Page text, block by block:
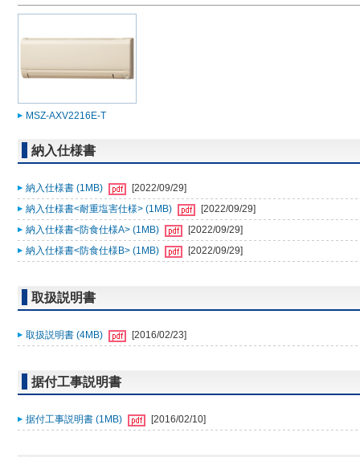
MSZ-AXV2216E-T
納入仕様書
納入仕様書 (1MB)
[2022/09/29]
納入仕様書<耐重塩害仕様> (1MB)
[2022/09/29]
納入仕様書<防食仕様A> (1MB)
[2022/09/29]
納入仕様書<防食仕様B> (1MB)
[2022/09/29]
取扱説明書
取扱説明書 (4MB) [2016/02/23]
据付工事説明書
据付工事説明書 (1MB) [2016/02/10]